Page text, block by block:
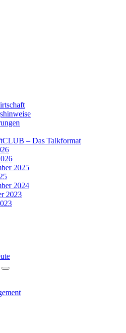
– Das Talkformat
2025
2024
2023